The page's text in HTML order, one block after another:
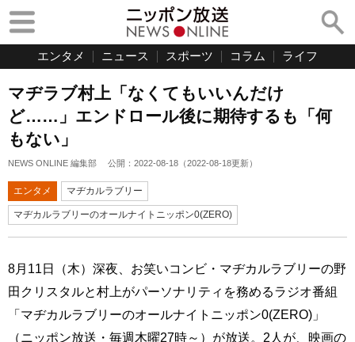
エンタメ ニュース スポーツ コラム ライフ
マヂラブ村上「なくてもいいんだけ
ど……」エンドロール後に期待するも「何
もない」
NEWS ONLINE 編集部 公開： 2022-08-18 （2022-08-18更新）
エンタメ マヂカルラブリー
マヂカルラブリーのオールナイトニッポン0(ZERO)
8月11日（木）深夜、お笑いコンビ・マヂカルラブリーの野
田クリスタルと村上がパーソナリティを務めるラジオ番組
「マヂカルラブリーのオールナイトニッポン0(ZERO)」
（ニッポン放送・毎週木曜27時～）が放送。2人が、映画の